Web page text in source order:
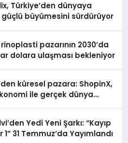
Türkiye’den dünyaya
büyümesini sürdürüyor
pazarının 2030’da
dolara ulaşması bekleniyor
küresel pazara: ShopinX,
ile gerçek dünya
Yedi Yeni Şarkı: “Kayıp
31 Temmuz’da Yayımlandı